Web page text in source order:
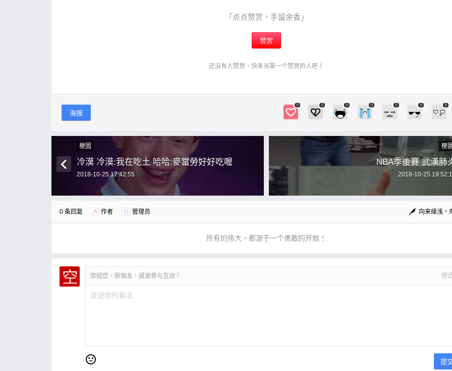
「点点赞赏，手留余香」
赞赏
还没有人赞赏，快来当第一个赞赏的人吧！
海报
0 0 0 0 0 0 0
梗圖
冷漠 冷漠:我在吃土 哈哈:麥當勞好好吃喔
2018-10-25 17:42:55
梗
NBA季後賽 武漢肺
2018-10-25
0 条回复 A 作者 M 管理员 向来缘浅，
所有的伟大，都源于一个勇敢的开始！
欢迎您，新朋友，感谢参与互动！ 修
提